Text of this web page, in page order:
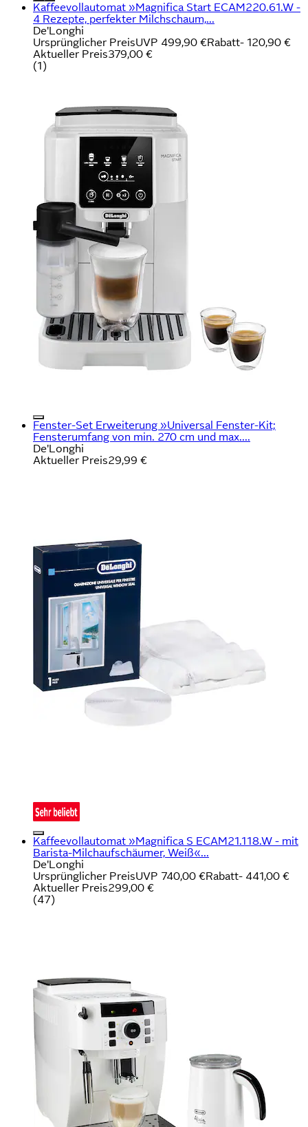
Kaffeevollautomat »Magnifica Start ECAM220.61.W -
4 Rezepte, perfekter Milchschaum,...
De'Longhi
Ursprünglicher PreisUVP 499,90 €Rabatt- 120,90 €
Aktueller Preis379,00 €
(1)
Fenster-Set Erweiterung »Universal Fenster-Kit;
Fensterumfang von min. 270 cm und max....
De'Longhi
Aktueller Preis29,99 €
Kaffeevollautomat »Magnifica S ECAM21.118.W - mit
Barista-Milchaufschäumer, Weiß«...
De'Longhi
Ursprünglicher PreisUVP 740,00 €Rabatt- 441,00 €
Aktueller Preis299,00 €
(47)